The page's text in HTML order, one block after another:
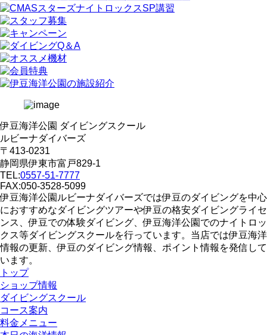
伊豆海洋公園 ダイビングスクール
ルビーナダイバーズ
〒413-0231
静岡県伊東市富戸829-1
TEL:0557-51-7777
FAX:050-3528-5099
伊豆海洋公園ルビーナダイバーズでは伊豆のダイビングを中心
におすすめなダイビングツアーや伊豆の格安ダイビングライセ
ンス、伊豆での体験ダイビング、伊豆海洋公園でのナイトロッ
クス等ダイビングスクールを行っています。当店では伊豆海洋
情報の更新、伊豆のダイビング情報、ポイント情報を発信して
います。
トップ
ショップ情報
ダイビングスクール
コース案内
料金メニュー